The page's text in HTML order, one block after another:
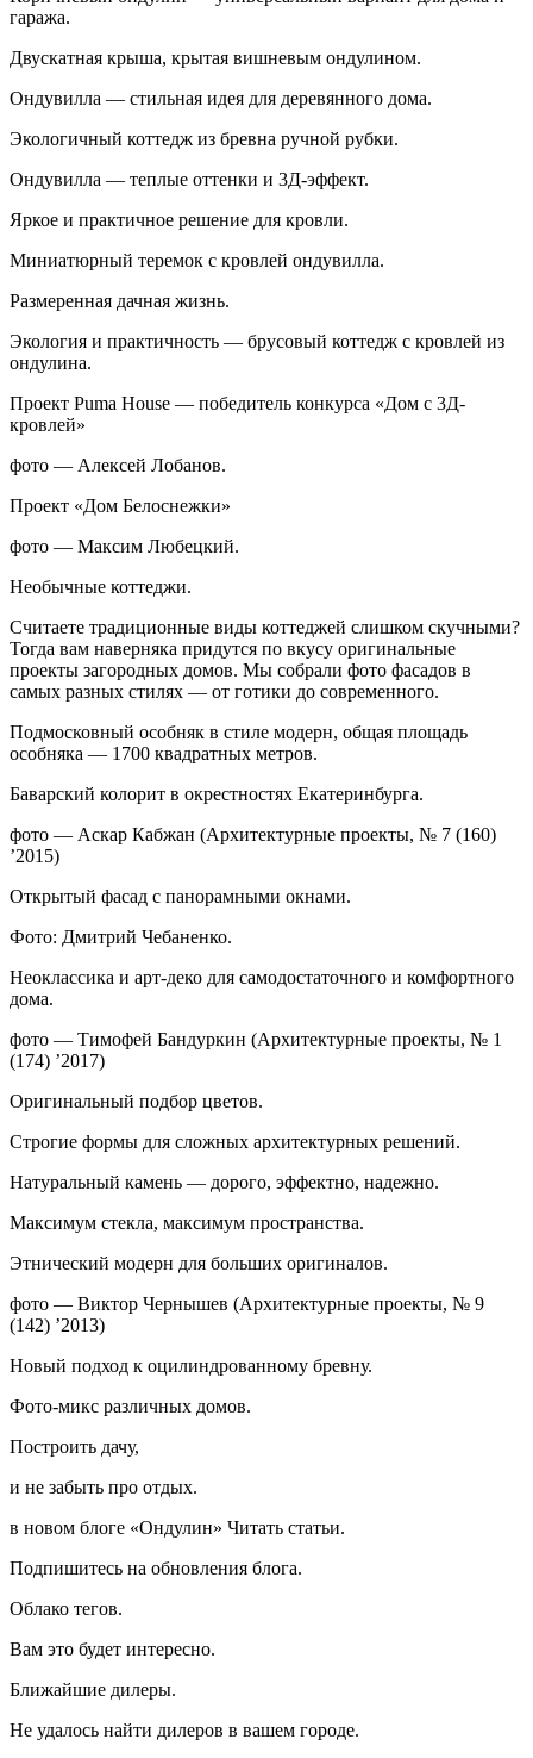
гаража.
Двускатная крыша, крытая вишневым ондулином.
Ондувилла — стильная идея для деревянного дома.
Экологичный коттедж из бревна ручной рубки.
Ондувилла — теплые оттенки и 3Д-эффект.
Яркое и практичное решение для кровли.
Миниатюрный теремок с кровлей ондувилла.
Размеренная дачная жизнь.
Экология и практичность — брусовый коттедж с кровлей из
ондулина.
Проект Puma House — победитель конкурса «Дом с 3Д-
кровлей»
фото — Алексей Лобанов.
Проект «Дом Белоснежки»
фото — Максим Любецкий.
Необычные коттеджи.
Считаете традиционные виды коттеджей слишком скучными?
Тогда вам наверняка придутся по вкусу оригинальные
проекты загородных домов. Мы собрали фото фасадов в
самых разных стилях — от готики до современного.
Подмосковный особняк в стиле модерн, общая площадь
особняка — 1700 квадратных метров.
Баварский колорит в окрестностях Екатеринбурга.
фото — Аскар Кабжан (Архитектурные проекты, № 7 (160)
’2015)
Открытый фасад с панорамными окнами.
Фото: Дмитрий Чебаненко.
Неоклассика и арт-деко для самодостаточного и комфортного
дома.
фото — Тимофей Бандуркин (Архитектурные проекты, № 1
(174) ’2017)
Оригинальный подбор цветов.
Строгие формы для сложных архитектурных решений.
Натуральный камень — дорого, эффектно, надежно.
Максимум стекла, максимум пространства.
Этнический модерн для больших оригиналов.
фото — Виктор Чернышев (Архитектурные проекты, № 9
(142) ’2013)
Новый подход к оцилиндрованному бревну.
Фото-микс различных домов.
Построить дачу,
и не забыть про отдых.
в новом блоге «Ондулин» Читать статьи.
Подпишитесь на обновления блога.
Облако тегов.
Вам это будет интересно.
Ближайшие дилеры.
Не удалось найти дилеров в вашем городе.